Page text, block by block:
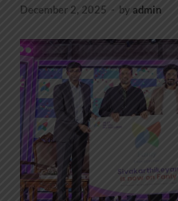
December 2, 2025 - by admin